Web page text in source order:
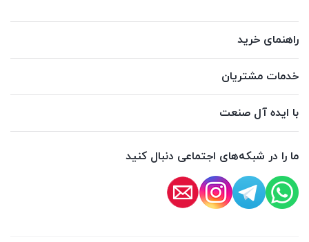
راهنمای خرید
خدمات مشتریان
با ایده آل صنعت
ما را در شبکه‌های اجتماعی دنبال کنید